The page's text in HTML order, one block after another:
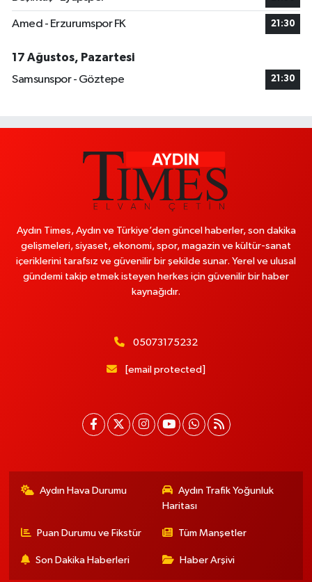
Amed - Erzurumspor FK 21:30
17 Ağustos, Pazartesi
Samsunspor - Göztepe
21:30
Aydın Times, Aydın ve Türkiye’den güncel haberler, son dakika
gelişmeleri, siyaset, ekonomi, spor, magazin ve kültür-sanat
içeriklerini tarafsız ve güvenilir bir şekilde sunar. Yerel ve ulusal
gündemi takip etmek isteyen herkes için güvenilir bir haber
kaynağıdır.
05073175232
[email protected]
Aydın Hava Durumu
Aydın Trafik Yoğunluk
Haritası
Puan Durumu ve Fikstür Tüm Manşetler
Son Dakika Haberleri Haber Arşivi